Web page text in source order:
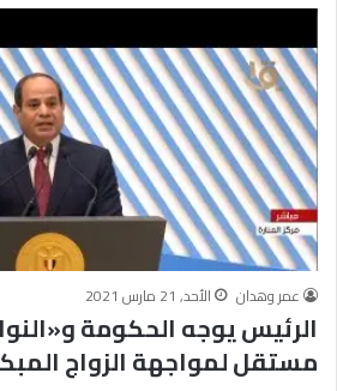
عمر وهدان
الأحد, 21 مارس 2021
الرئيس يوجه الحكومة
مستقل لمواجهة الزواج